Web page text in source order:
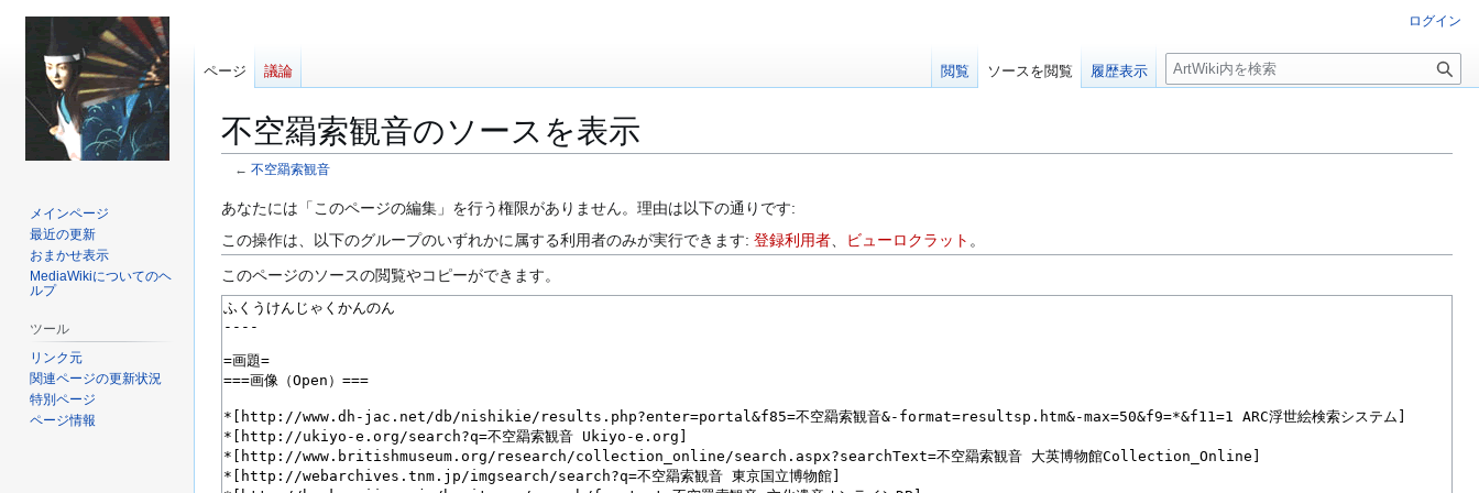
不空羂索観音のソースを表示
← 不空羂索観音
ナ
ゲ
ー
シ
ョ
ン
に
検
に
移
動
あなたには「このページの編集」を行う権限がありません。理由は以下の通りです:
この操作は、以下のグループのいずれかに属する利用者のみが実行できます: 登録利用者 ビューロクラット 。
このページのソースの閲覧やコピーができます。
ログイン
ページ 議論 閲覧 ソースを閲覧 履歴表示
検
索
メインページ
最近の更新
おまかせ表示
MediaWikiについてのヘ
ルプ
ツール
リンク元
関連ページの更新状況
特別ページ
ページ情報